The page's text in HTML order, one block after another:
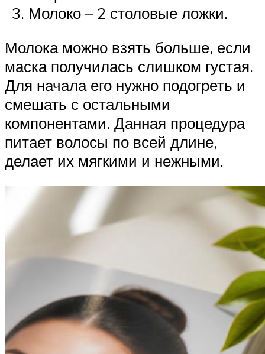
Молоко – 2 столовые ложки.
Молока можно взять больше, если
маска получилась слишком густая.
Для начала его нужно подогреть и
смешать с остальными
компонентами. Данная процедура
питает волосы по всей длине,
делает их мягкими и нежными.